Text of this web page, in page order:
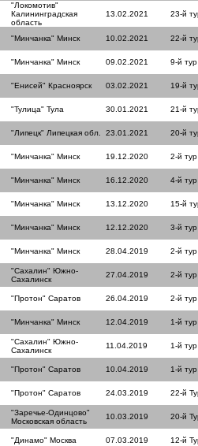
"Локомотив"
Калининградская
область
13.02.2021 23-й
"Минчанка" Минск 10.02.2021 22-й
"Минчанка" Минск 09.02.2021 9-й тур
"Енисей" Красноярск 03.02.2021 19-й
"Тулица" Тула 30.01.2021 21-й
"Липецк" Липецкая обл. 23.01.2021 20-й
"Минчанка" Минск 19.12.2020 2-й тур
"Минчанка" Минск 16.12.2020 4-й тур
"Минчанка" Минск 13.12.2020 15-й
"Минчанка" Минск 12.12.2020 3-й тур
"Минчанка" Минск 28.04.2019 2-й
"Сахалин" Южно-
Сахалинск
27.04.2019 2-й
"Протон" Саратов 26.04.2019 2-й
"Минчанка" Минск 12.04.2019 1-й
"Сахалин" Южно-
Сахалинск
11.04.2019 1-й
"Протон" Саратов 10.04.2019 1-й
"Протон" Саратов 24.03.2019 22-й
"Заречье-Одинцово"
Московская область
10.03.2019 20-й
"Динамо" Москва 07.03.2019 12-й